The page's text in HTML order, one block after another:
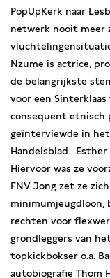
PopUpKerk naar
netwerk nooit meer
Nzume is actrice,
de belangrijkste
voor een
consequent etnisch
geïnterviewde in
Handelsblad.
Hiervoor was ze
FNV Jong zet ze
minimumjeugdloon,
rechten voor
grondleggers van
topkickbokser o.a.
autobiografie Thom